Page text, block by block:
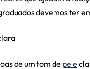
devemos ter
de um tom de pele